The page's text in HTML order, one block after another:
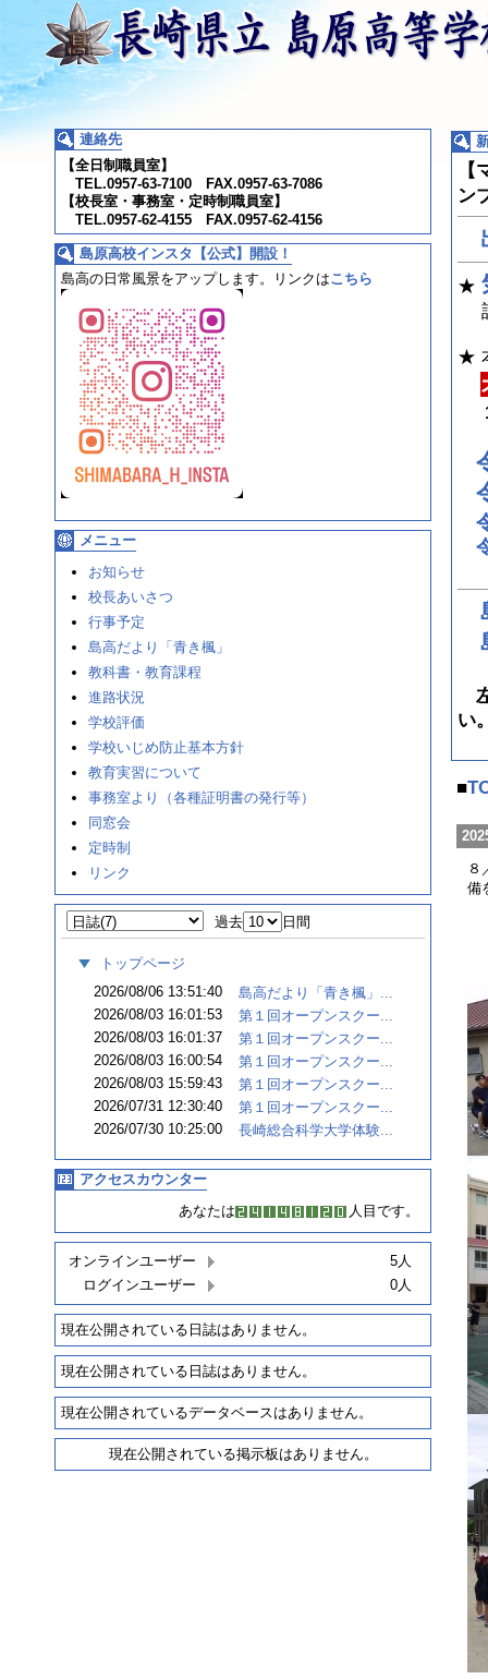
連絡先
【全日制職員室】
TEL.0957-63-7100 FAX.0957-63-7086
【校長室・事務室・定時制職員室】
TEL.0957-62-4155 FAX.0957-62-4156
島原高校インスタ【公式】開設！
島高の日常風景をアップします。
リンクはこちら
メニュー
お知らせ
校長あいさつ
行事予定
島高だより「青き楓」
教科書・教育課程
進路状況
学校評価
学校いじめ防止基本方針
教育実習について
事務室より（各種証明書の発行等）
同窓会
定時制
リンク
過去 日間
トップページ
2026/08/06 13:51:40
島高だより「青き楓」...
2026/08/03 16:01:53
第１回オープンスクー...
2026/08/03 16:01:37
第１回オープンスクー...
2026/08/03 16:00:54
第１回オープンスクー...
2026/08/03 15:59:43
第１回オープンスクー...
2026/07/31 12:30:40
第１回オープンスクー...
2026/07/30 10:25:00
長崎総合科学大学体験...
アクセスカウンター
あなたは
人目です。
オンラインユーザー
5人
ログインユーザー
0人
現在公開されている日誌はありません。
現在公開されている日誌はありません。
現在公開されているデータベースはありません。
現在公開されている掲示板はありません。
ン
★
★
い
■
８
備